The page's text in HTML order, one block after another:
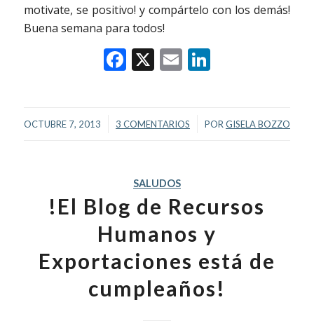
motivate, se positivo! y compártelo con los demás!
Buena semana para todos!
Facebook
X EmailLinkedIn
OCTUBRE 7, 2013
/ 3 COMENTARIOS
/ POR GISELA BOZZO
SALUDOS
!El Blog de Recursos
Humanos y
Exportaciones está de
cumpleaños!